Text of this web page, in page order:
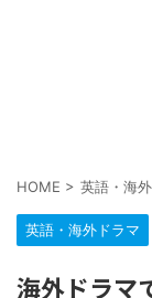
HOME > 英語・海
英語・海外ドラマ
海外ドラマ